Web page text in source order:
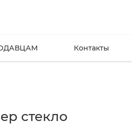
Контакты
стекло